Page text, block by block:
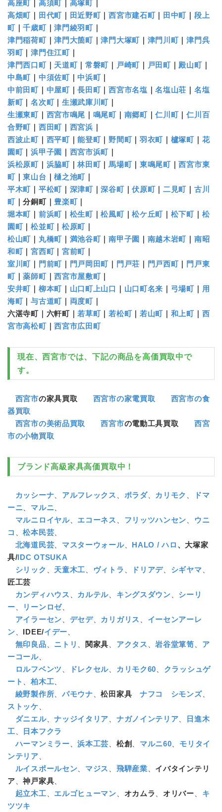
高座町 ｜ 高須町｜ 高塚町｜
高畑町 ｜ 田代町｜ 田近野町｜西宮市建石町｜ 田中町 ｜ 段上
町｜千歳町｜津門綾羽町｜
津門稲荷町｜津門大箇町｜津門大塚町｜ 津門川町｜津門呉
羽町｜津門住江町｜
津門西口町｜ 天道町｜常磐町 ｜ 戸崎町｜ 戸田町｜ 殿山町｜
中島町 ｜ 中須佐町｜中浜町｜
中前田町｜ 中屋町｜長田町｜西宮市名塩 ｜名塩山荘 ｜ 名塩
新町｜名次町｜ 生瀬武庫川町 ｜
生瀬東町｜ 西宮市鳴尾 ｜ 鳴尾町｜ 南郷町｜仁川町｜仁川百
合野町 ｜ 西田町｜ 西宮浜 ｜
西波止町｜ 西平町｜能登町｜ 野間町｜ 羽衣町 ｜ 櫨塚町｜ 花
園町｜浜甲子園 ｜ 西宮市浜町 ｜
浜松原町｜ 浜脇町｜林田町｜馬場町｜ 東鳴尾町｜西宮市東
町｜東山台 ｜樋之池町 ｜
平木町 ｜ 平松町｜ 深津町｜深谷町｜伏原町｜二見町 ｜ 古川
町｜分銅町｜ 豊楽町｜
堀本町 ｜ 前浜町｜ 松生町｜松風町｜松ケ丘町 ｜ 松下町｜ 松
園町｜松並町｜ 松原町 ｜
松山町 ｜ 丸橋町｜ 満池谷町｜南甲子園 ｜ 南越木岩町 ｜ 南昭
和町｜宮西町｜ 宮前町 ｜
室川町 ｜ 門前町｜ 門戸岡田町 ｜ 門戸荘 ｜ 門戸西町｜ 門戸東
町｜薬師町｜西宮市屋敷町｜
安井町 ｜ 柳本町｜ 山口町上山口 ｜ 山口町名来 ｜ 弓場町｜ 用
海町｜与古道町｜ 両度町｜
六湛寺町｜六軒町｜若草町｜若松町｜ 若山町 ｜ 和上町｜ 西
宮市高松町｜西宮市広田町
現在、西宮市では、下記の商品を高価買取中で
す。
西宮市の家具買取 西宮市の家電買取
西宮市の食
器買取
西宮市の美術品買取
西宮市の電動工具買取
西宮
市の小物買取
ブランド高級家具高価買取中！
カッシーナ アルフレックス ポラダ、 カリモク
ドマ
ーニ
マルニ
マルニロイヤル、 エコーネス フリッツハンセン
ウニ
コ
、松本民芸
北海道民芸
マスターウォール、 HALO / ハロ 、大塚家
具/IDC OTSUKA
シリック
天童木工 ヴィトラ ドリアデ シギヤマ
匠工芸
カンディハウス
カルテル キングスダウン
シーリ
ー
リーンロゼ、
アイラーセン
デセデ、 カリガリス
イーセンアーレ
ン
IDEE/イデー
無印良品
ニトリ 関家具 アクタス 、岩谷堂箪笥
ア
ーコール、
ロルフベンツ
ドレクセル カリモク60
クラッシュゲ
ート
、柏木工
綾野製作所
パモウナ 、松田家具 ナフコ シモンズ、
ストッケ
ダニエル、ナッジイタリア ナガノインテリア
日進木
工
日本フクラ
ハーマンミラー 、浜本工芸 松創 マルニ60
モリタイ
ンテリア
ルイスポールセン
マジス 飛騨産業
イバタインテリ
ア 、神戸家具
起立木工
エルゴヒューマン オカムラ 、オリバー
キ
ツツキ